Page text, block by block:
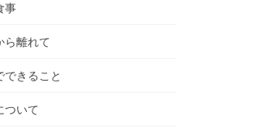
事
ら離れて
できること
ついて